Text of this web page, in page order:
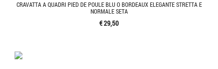
CRAVATTA A QUADRI PIED DE POULE BLU O BORDEAUX ELEGANTE STRETTA E
NORMALE SETA
€ 29,50